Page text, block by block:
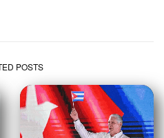
POSTS